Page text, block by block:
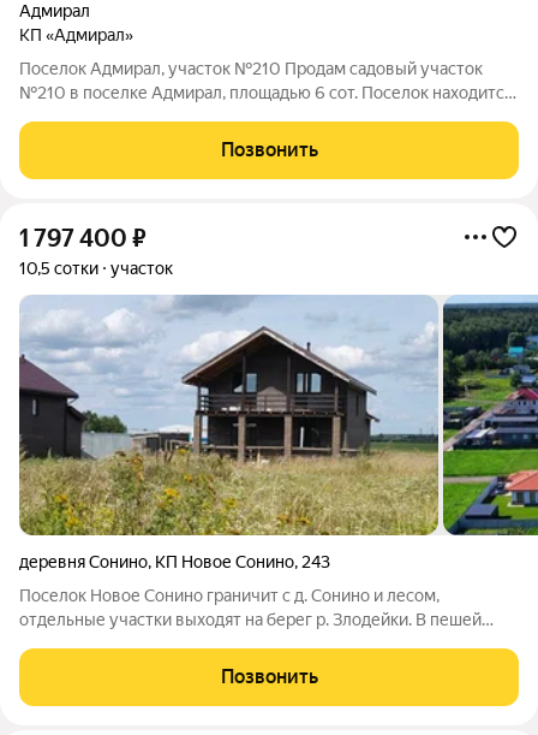
Адмирал
КП «Адмирал»
Поселок Адмирал, участок №210 Продам садовый участок
№210 в поселке Адмирал, площадью 6 сот. Поселок находится
Коммуникации по границе участка: электричество - от пао
"россети". В поселке дороги,
Позвонить
1 797 400 ₽
10,5 сотки участок
деревня Сонино, КП Новое Сонино, 243
Поселок Новое Сонино граничит с д. Сонино и лесом,
отдельные участки выходят на берег р. Злодейки. В пешей
остановка транспорта. Рядом в Сонино Магнит, в 15 минутах
езды, в с. Растуново и мкр.
Позвонить